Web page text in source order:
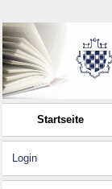
Startseite
Login